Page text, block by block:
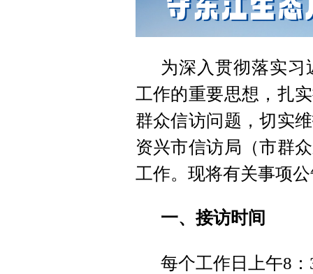
为深入贯彻落实
工作的重要思想，扎
群众信访问题，切实
资兴市信访局（市群
工作。现将有关事项
一、接访时间
每个工作日上午8